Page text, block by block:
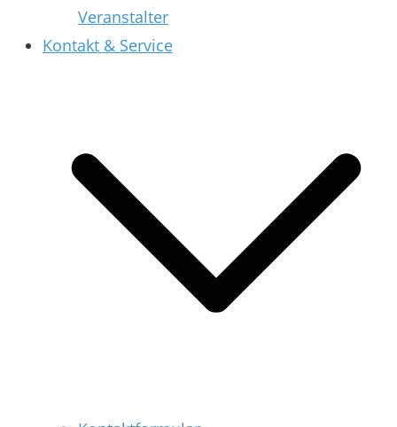
Veranstalter
Kontakt & Service